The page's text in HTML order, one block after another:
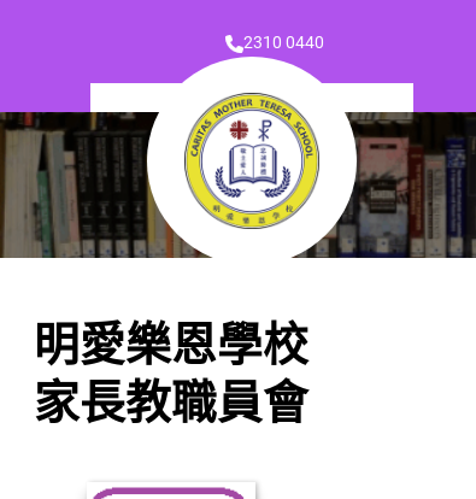
2310 0440
明愛樂恩學校
家長教職員會